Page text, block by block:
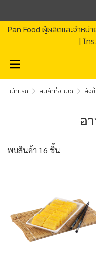
Pan Food ผู้ผลิตและจำหน่
| โทร.
หน้าแรก สินค้าทั้งหมด สั่ง
อ
พบสินค้า 16 ชิ้น